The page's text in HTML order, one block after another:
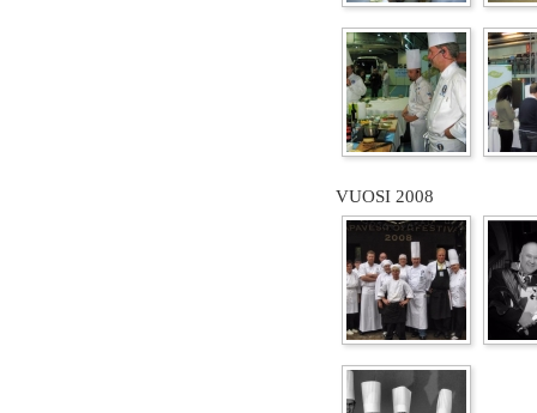
VUOSI 2008